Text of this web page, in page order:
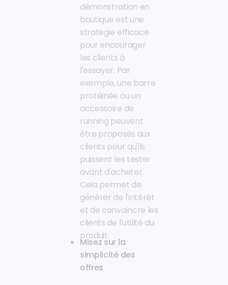
démonstration en
boutique est une
stratégie efficace
pour encourager
les clients à
l'essayer. Par
exemple, une barre
protéinée ou un
accessoire de
running peuvent
être proposés aux
clients pour qu'ils
puissent les tester
avant d'acheter.
Cela permet de
générer de l'intérêt
et de convaincre les
clients de l'utilité du
produit.
Misez sur la
simplicité des
offres